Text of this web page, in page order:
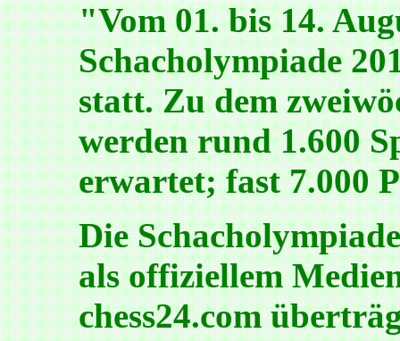
"Vom 01. bis 14.
Schacholympiade
statt. Zu dem
werden rund 1.600
erwartet; fast 7.000
Die
als offiziellem
chess24.com